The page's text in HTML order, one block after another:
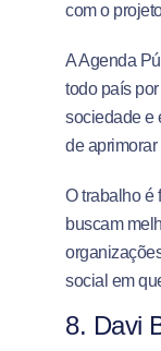
com o
A Agenda
todo país
sociedade e
de
O trabalho é
buscam
social em
8. Davi